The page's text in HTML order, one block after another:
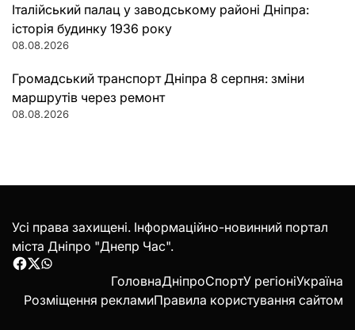
Італійський палац у заводському районі Дніпра:
історія будинку 1936 року
08.08.2026
Громадський транспорт Дніпра 8 серпня: зміни
маршрутів через ремонт
08.08.2026
Усі права захищені. Інформаційно-новинний портал
міста Дніпро "Днепр Час".
Facebook
Twitter
WhatsApp
ГоловнаДніпроСпортУ регіоніУкраїна
Розміщення рекламиПравила користування сайтом